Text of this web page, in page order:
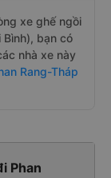
xe ghế ngồi
bạn có
nhà xe này
Rang-Tháp
Phan